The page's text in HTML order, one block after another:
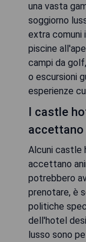
una vasta
soggiorno
extra comuni
piscine
campi da
o escursioni
esperienze
I castle
Alcuni castle
accettano
potrebbero
prenotare, è
politiche
dell'hotel
lusso sono